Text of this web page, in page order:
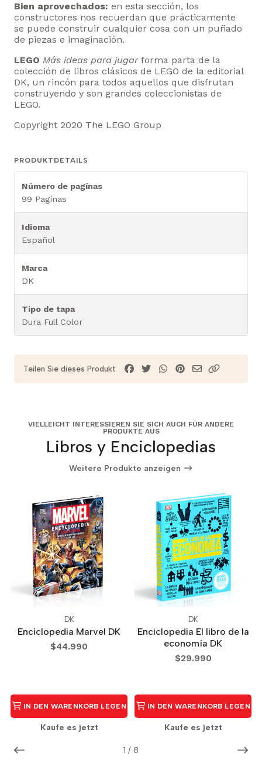
Bien aprovechados: en esta sección, los
constructores nos recuerdan que prácticamente
se puede construir cualquier cosa con un puñado
de piezas e imaginación.
LEGO Más ideas para jugarforma parta de la
colección de libros clásicos de LEGO de la editorial
DK, un rincón para todos aquellos que disfrutan
construyendo y son grandes coleccionistas de
LEGO.
Copyright 2020 The LEGO Group
PRODUKTDETAILS
Número de pagínas
99 Pagínas
Idioma
Español
Marca
DK
Tipo de tapa
Dura Full Color
Teilen Sie dieses Produkt
VIELLEICHT INTERESSIEREN SIE SICH AUCH FÜR ANDERE
PRODUKTE AUS
Libros y Enciclopedias
Weitere Produkte anzeigen
1 / 8
DK
Enciclopedia Marvel DK
$44.990
IN DEN WARENKORB LEGEN
Kaufe es jetzt
DK
Enciclopedia El libro de la
economía DK
$29.990
IN DEN WARENKORB LEGEN
Kaufe es jetzt